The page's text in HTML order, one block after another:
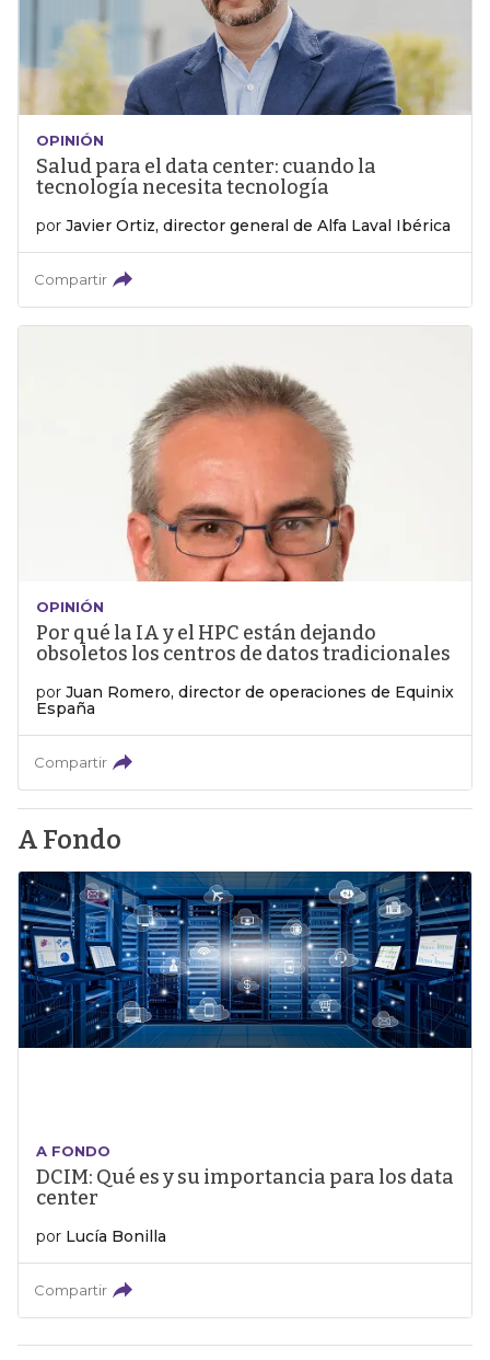
OPINIÓN
Salud para el data center: cuando la
tecnología necesita tecnología
por Javier Ortiz, director general de Alfa Laval Ibérica
Compartir
OPINIÓN
Por qué la IA y el HPC están dejando
obsoletos los centros de datos tradicionales
por Juan Romero, director de operaciones de Equinix
España
Compartir
A Fondo
A FONDO
DCIM: Qué es y su importancia para los data
center
por Lucía Bonilla
Compartir